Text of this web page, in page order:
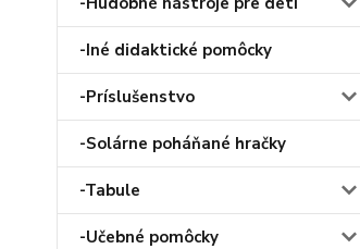
-Iné didaktické pomôcky
-Príslušenstvo
-Solárne poháňané hračky
-Tabule
-Učebné pomôcky